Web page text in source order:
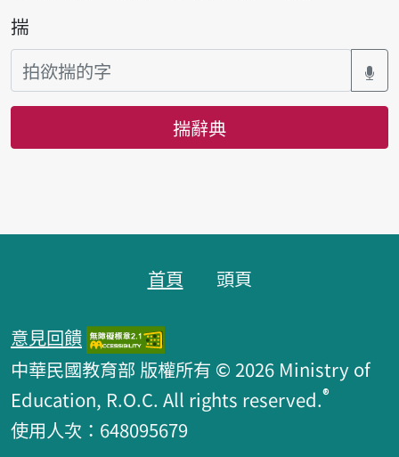
揣
揣辭典
首頁 頭頁
意見回饋
中華民國教育部 版權所有 © 2026 Ministry of
Education, R.O.C. All rights reserved.®
使用人次：648095679